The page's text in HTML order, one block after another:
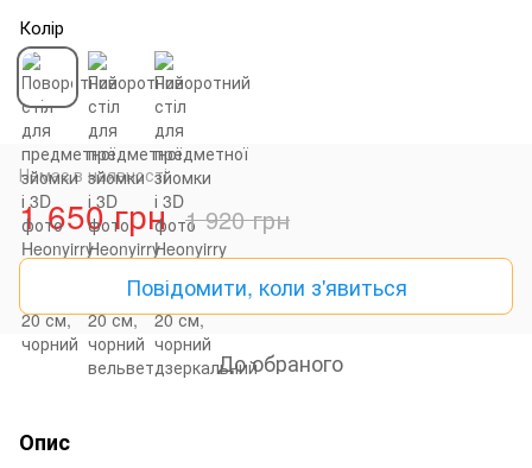
Колір
Немає в наявності
1 650 грн 1 920 грн
Повідомити, коли з'явиться
До обраного
Опис